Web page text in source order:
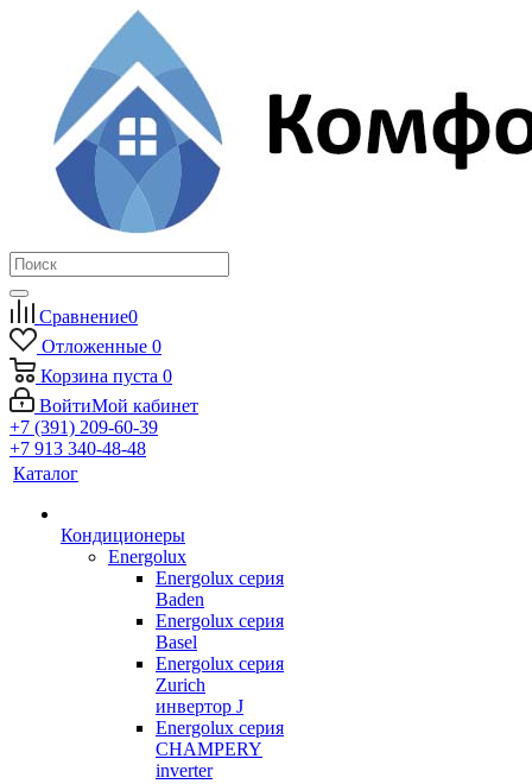
Сравнение0
Отложенные 0
Корзина пуста 0
ВойтиМой кабинет
+7 (391) 209-60-39
+7 913 340-48-48
Каталог
Кондиционеры
Energolux
Energolux серия
Baden
Energolux серия
Basel
Energolux серия
Zurich
инвертор J
Energolux серия
CHAMPERY
inverter